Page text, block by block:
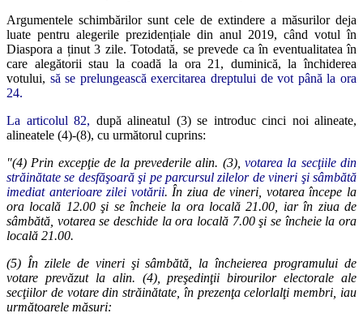
Argumentele schimbărilor sunt cele de extindere a măsurilor deja
luate pentru alegerile prezidențiale din anul 2019, când votul în
Diaspora a ținut 3 zile. Totodată, se prevede ca în eventualitatea în
care alegătorii stau la coadă la ora 21, duminică, la închiderea
votului, să se prelungească exercitarea dreptului de vot până la ora
24.
La articolul 82, după alineatul (3) se introduc cinci noi alineate,
alineatele (4)-(8), cu următorul cuprins:
"(4) Prin excepţie de la prevederile alin. (3), votarea la secţiile din
străinătate se desfăşoară şi pe parcursul zilelor de vineri şi sâmbătă
imediat anterioare zilei votării. În ziua de vineri, votarea începe la
ora locală 12.00 şi se încheie la ora locală 21.00, iar în ziua de
sâmbătă, votarea se deschide la ora locală 7.00 şi se încheie la ora
locală 21.00.
(5) În zilele de vineri şi sâmbătă, la încheierea programului de
votare prevăzut la alin. (4), preşedinţii birourilor electorale ale
secţiilor de votare din străinătate, în prezenţa celorlalţi membri, iau
următoarele măsuri: